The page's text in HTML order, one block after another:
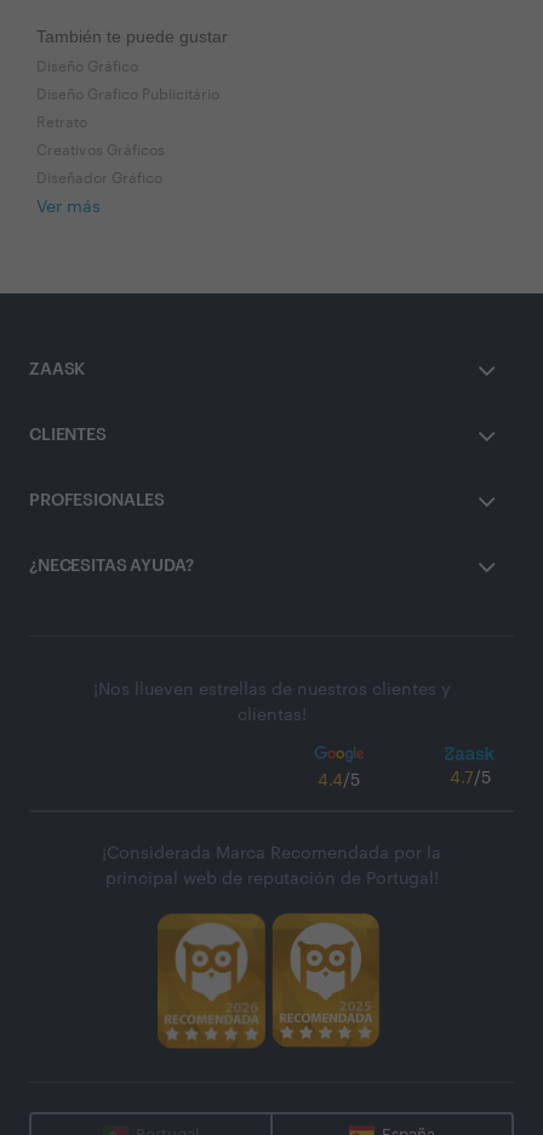
También te puede gustar
Diseño Gráfico
Diseño Grafico Publicitário
Retrato
Creativos Gráficos
Diseñador Gráfico
Ver más
ZAASK
CLIENTES
PROFESIONALES
¿NECESITAS AYUDA?
¡Nos llueven estrellas de nuestros clientes y
clientas!
4.4/5 4.7/5
¡Considerada Marca Recomendada por la
principal web de reputación de Portugal!